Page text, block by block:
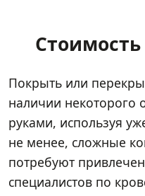
Стоимость
Покрыть или
наличии некоторого
руками, используя
не менее, сложные
потребуют
специалистов по